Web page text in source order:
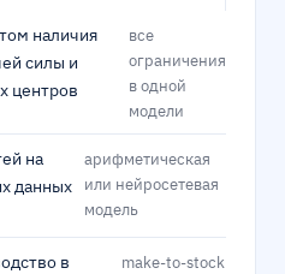
наличия
силы и
центров
все
ограничения
в одной
модели
на
данных
арифметическая
или нейросетевая
модель
в make-to-stock